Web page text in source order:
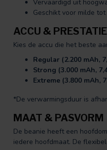
Vervaardigd uit
Geschikt voor milde
ACCU &
Kies de accu die het beste
Regular (2.200 mAh,
Strong (3.000 mAh,
Extreme (3.800 mAh,
*De verwarmingsduur is
MAAT & PASVORM
De beanie heeft een
iedere hoofdmaat. De